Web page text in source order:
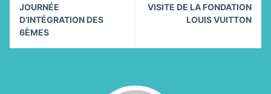
Reading
JOURNÉE
D’INTÉGRATION DES
6ÈMES
VISITE DE LA FONDATION
LOUIS VUITTON